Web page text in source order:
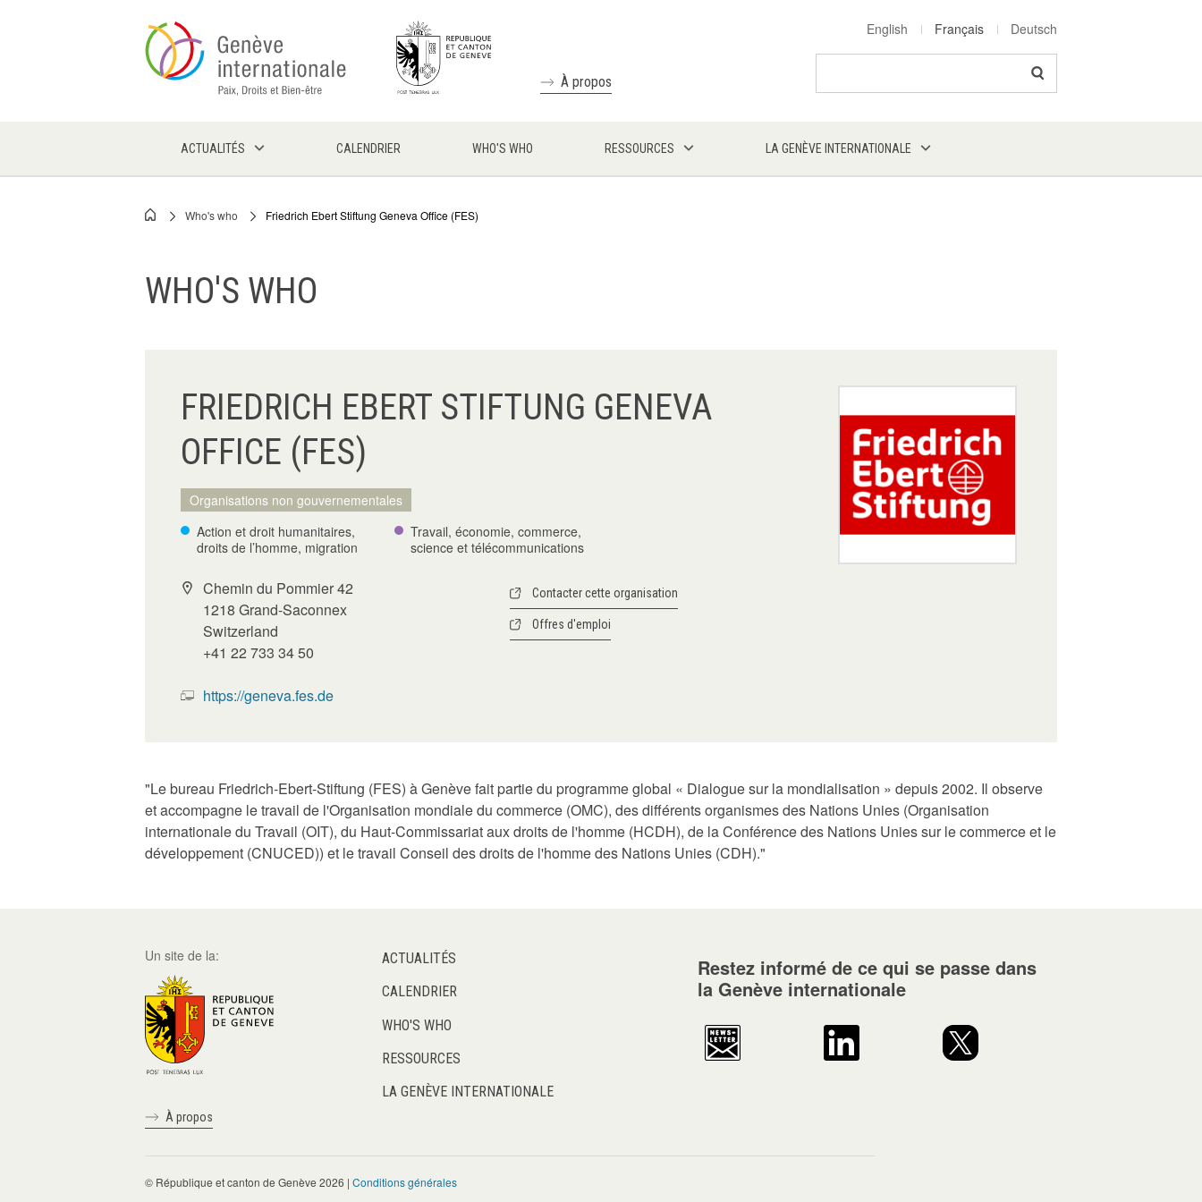
English Français Deutsch
À propos
ACTUALITÉS CALENDRIER WHO'S WHO RESSOURCES LA GENÈVE INTERNATIONALE
Breadcrumb
Who's who Friedrich Ebert Stiftung Geneva Office (FES)
WHO'S WHO
FRIEDRICH EBERT STIFTUNG GENEVA
OFFICE (FES)
Organisations non gouvernementales
Action et droit humanitaires,
droits de l’homme, migration
Travail, économie, commerce,
science et télécommunications
Chemin du Pommier 42
1218 Grand-Saconnex
Switzerland
+41 22 733 34 50
https://geneva.fes.de
Contacter cette organisation
Offres d'emploi
"Le bureau Friedrich-Ebert-Stiftung (FES) à Genève fait partie du programme global « Dialogue sur la mondialisation » depuis 2002. Il observe
et accompagne le travail de l'Organisation mondiale du commerce (OMC), des différents organismes des Nations Unies (Organisation
internationale du Travail (OIT), du Haut-Commissariat aux droits de l'homme (HCDH), de la Conférence des Nations Unies sur le commerce et le
développement (CNUCED)) et le travail Conseil des droits de l'homme des Nations Unies (CDH)."
Un site de la:
À propos
ACTUALITÉS
CALENDRIER
WHO'S WHO
RESSOURCES
LA GENÈVE INTERNATIONALE
Restez informé de ce qui se passe dans
la Genève internationale
© République et canton de Genève 2026 | Conditions générales